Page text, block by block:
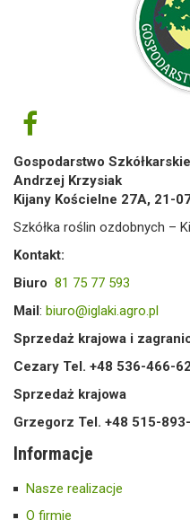
Gospodarstwo Szkółkarskie
Andrzej Krzysiak
Kijany Kościelne 27A, 21-
Szkółka roślin ozdobnych –
Kontakt:
Biuro 81 75 77 593
Mail: biuro@iglaki.agro.pl
Sprzedaż krajowa i
Cezary Tel. +48 536-466-
Sprzedaż krajowa
Grzegorz Tel. +48 515-
Informacje
Nasze realizacje
O firmie